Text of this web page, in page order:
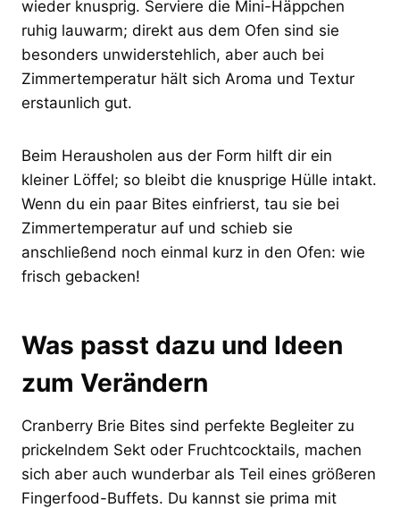
wieder knusprig. Serviere die Mini-Häppchen
ruhig lauwarm; direkt aus dem Ofen sind sie
besonders unwiderstehlich, aber auch bei
Zimmertemperatur hält sich Aroma und Textur
erstaunlich gut.
Beim Herausholen aus der Form hilft dir ein
kleiner Löffel; so bleibt die knusprige Hülle intakt.
Wenn du ein paar Bites einfrierst, tau sie bei
Zimmertemperatur auf und schieb sie
anschließend noch einmal kurz in den Ofen: wie
frisch gebacken!
Was passt dazu und Ideen
zum Verändern
Cranberry Brie Bites sind perfekte Begleiter zu
prickelndem Sekt oder Fruchtcocktails, machen
sich aber auch wunderbar als Teil eines größeren
Fingerfood-Buffets. Du kannst sie prima mit